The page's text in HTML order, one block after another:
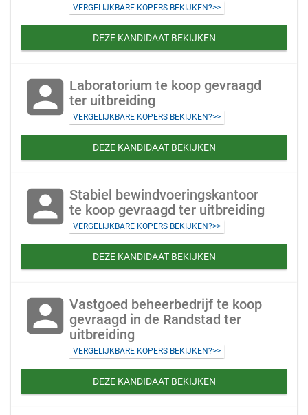
VERGELIJKBARE KOPERS BEKIJKEN?>>
DEZE KANDIDAAT BEKIJKEN
account_box Laboratorium te koop gevraagd
ter uitbreiding
VERGELIJKBARE KOPERS BEKIJKEN?>>
DEZE KANDIDAAT BEKIJKEN
account_box Stabiel bewindvoeringskantoor
te koop gevraagd ter uitbreiding
VERGELIJKBARE KOPERS BEKIJKEN?>>
DEZE KANDIDAAT BEKIJKEN
account_box Vastgoed beheerbedrijf te koop
gevraagd in de Randstad ter
uitbreiding
VERGELIJKBARE KOPERS BEKIJKEN?>>
DEZE KANDIDAAT BEKIJKEN